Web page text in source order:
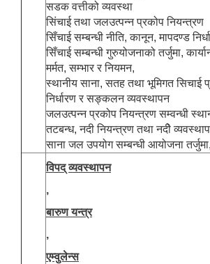
सडक वत्तीको व्यवस्था
सिंचाई तथा जलउत्पन्न प्रकोप नियन्त्रण
सिँचाई सम्बन्धी नीति, कानून, मापदण्ड
सिँचाई सम्बन्धी गुरुयोजनाको तर्जुमा,
मर्मत, सम्भार र नियमन,
स्थानीय साना, सतह तथा भूमिगत सिचाई
निर्धारण र सङ्कलन व्यवस्थापन
जलउत्पन्न प्रकोप नियन्त्रण सम्वन्धी
तटबन्ध, नदी नियन्त्रण तथा नदीे
साना जल उपयोग सम्बन्धी आयोजना
विपद् व्यवस्थापन
,
बारुण यन्त्र
,
एम्वुलेन्स